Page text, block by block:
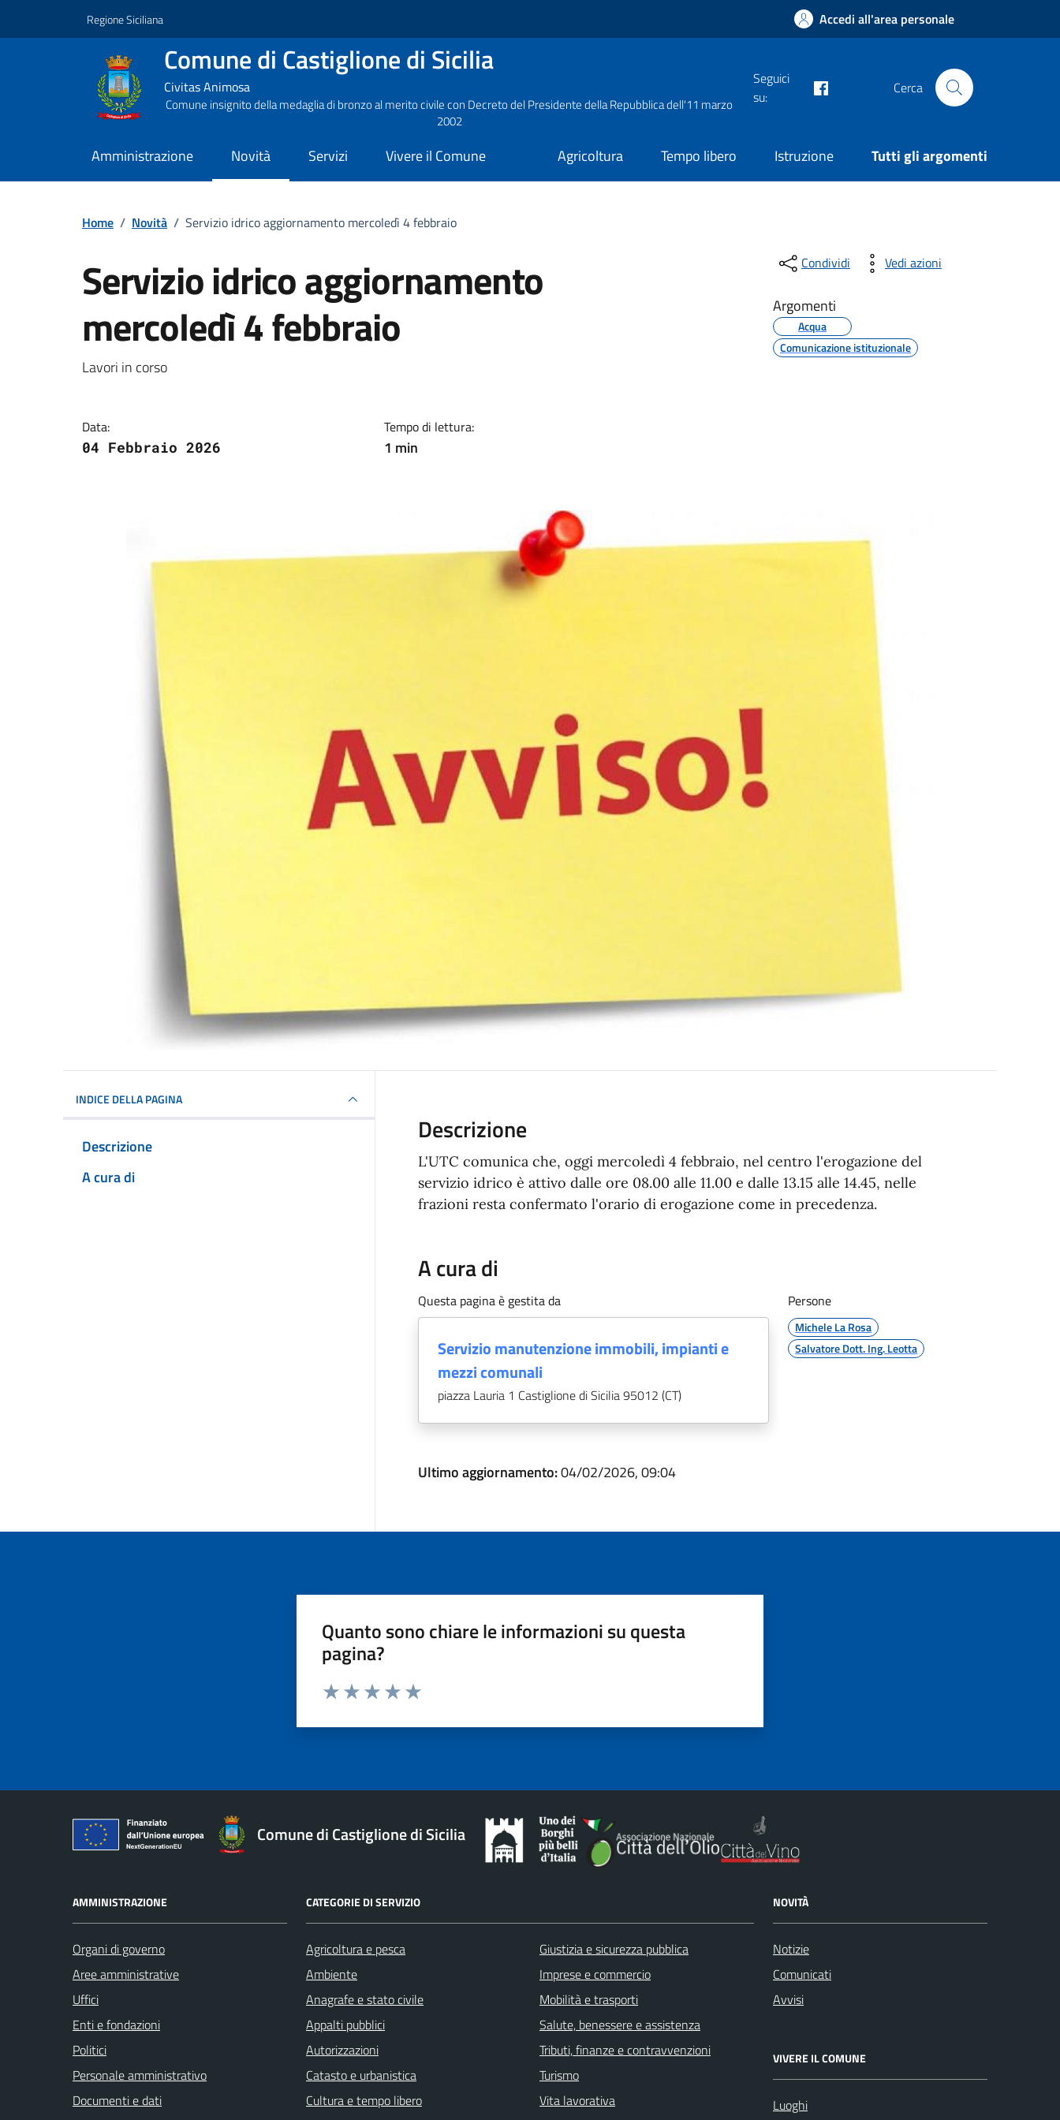
Regione Siciliana Accedi all'area personale
Comune di Castiglione di Sicilia
Civitas Animosa
Comune insignito della medaglia di bronzo al merito civile con Decreto del Presidente della Repubblica dell'11 marzo
2002
Seguici
su:
Cerca
Amministrazione Novità Servizi Vivere il Comune Agricoltura Tempo libero Istruzione Tutti gli argomenti
Home / Novità / Servizio idrico aggiornamento mercoledì 4 febbraio
Servizio idrico aggiornamento
mercoledì 4 febbraio
Dettagli della notizia
Lavori in corso
Data:
04 Febbraio 2026
Tempo di lettura:
1 min
Condividi Vedi azioni
Argomenti
Acqua
Comunicazione istituzionale
INDICE DELLA PAGINA
Descrizione
A cura di
Descrizione
L'UTC comunica che, oggi mercoledì 4 febbraio, nel centro l'erogazione del
servizio idrico è attivo dalle ore 08.00 alle 11.00 e dalle 13.15 alle 14.45, nelle
frazioni resta confermato l'orario di erogazione come in precedenza.
A cura di
Questa pagina è gestita da
Servizio manutenzione immobili, impianti e
mezzi comunali
piazza Lauria 1 Castiglione di Sicilia 95012 (CT)
Persone
Michele La Rosa
Salvatore Dott. Ing. Leotta
Ultimo aggiornamento:04/02/2026, 09:04
Quanto sono chiare le informazioni su questa
pagina?
Comune di Castiglione di Sicilia
AMMINISTRAZIONE
Organi di governo
Aree amministrative
Uffici
Enti e fondazioni
Politici
Personale amministrativo
Documenti e dati
CATEGORIE DI SERVIZIO
Agricoltura e pesca
Ambiente
Anagrafe e stato civile
Appalti pubblici
Autorizzazioni
Catasto e urbanistica
Cultura e tempo libero
Giustizia e sicurezza pubblica
Imprese e commercio
Mobilità e trasporti
Salute, benessere e assistenza
Tributi, finanze e contravvenzioni
Turismo
Vita lavorativa
NOVITÀ
Notizie
Comunicati
Avvisi
VIVERE IL COMUNE
Luoghi